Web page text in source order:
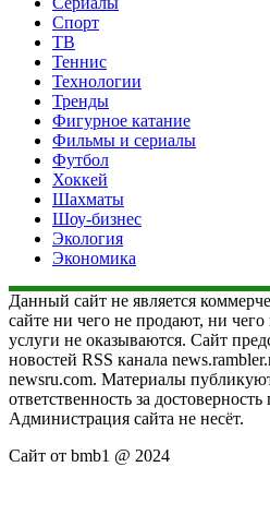
Спорт
ТВ
Теннис
Технологии
Тренды
Фигурное катание
Фильмы и сериалы
Футбол
Хоккей
Шахматы
Шоу-бизнес
Экология
Экономика
Данный сайт не является
сайте ни чего не продают, ни
услуги не оказываются. Сайт
новостей RSS канала
newsru.com. Материалы
ответственность за
Администрация сайта не несёт.
Сайт от bmb1 @ 2024